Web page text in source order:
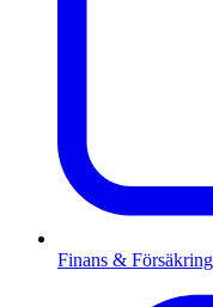
Finans & Försäkring